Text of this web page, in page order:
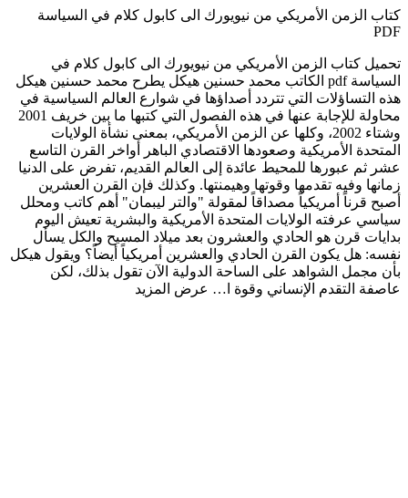
كتاب الزمن الأمريكي من نيويورك الى كابول كلام في السياسة
PDF
تحميل كتاب الزمن الأمريكي من نيويورك الى كابول كلام في
السياسة pdf الكاتب محمد حسنين هيكل يطرح محمد حسنين هيكل
هذه التساؤلات التي تتردد أصداؤها في شوارع العالم السياسية في
محاولة للإجابة عنها في هذه الفصول التي كتبها ما بين خريف 2001
وشتاء 2002، وكلها عن الزمن الأمريكي، بمعنى نشأة الولايات
المتحدة الأمريكية وصعودها الاقتصادي الباهر أواخر القرن التاسع
عشر ثم عبورها للمحيط عائدة إلى العالم القديم، تفرض على الدنيا
زمانها وفيه تقدمها وقوتها وهيمنتها. وكذلك فإن القرن العشرين
أصبح قرناً أمريكياً مصداقاً لمقولة "والتر ليبمان" أهم كاتب ومحلل
سياسي عرفته الولايات المتحدة الأمريكية والبشرية تعيش اليوم
بدايات قرن هو الحادي والعشرون بعد ميلاد المسيح والكل يسأل
نفسه: هل يكون القرن الحادي والعشرين أمريكياً أيضاً؟ ويقول هيكل
بأن مجمل الشواهد على الساحة الدولية الآن تقول بذلك، لكن
عاصفة التقدم الإنساني وقوة ا… عرض المزيد